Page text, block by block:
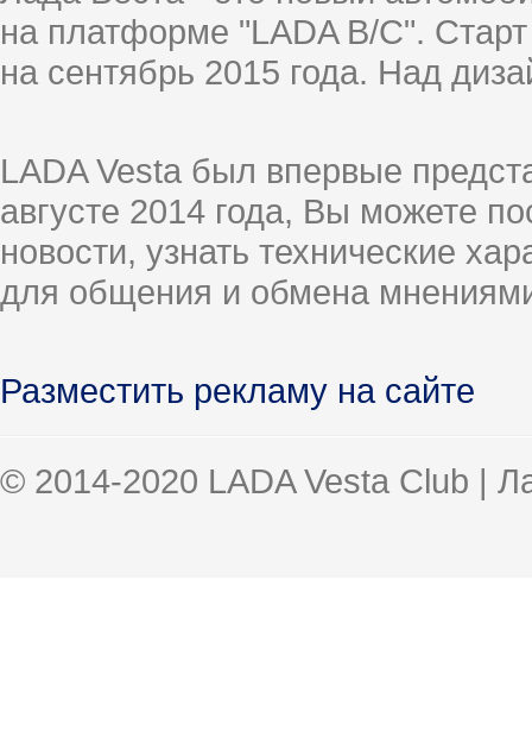
на платформе "LADA B/C".
на сентябрь 2015 года. Над
LADA Vesta был впервые
августе 2014 года, Вы можете
новости, узнать технические
для общения и обмена
Разместить рекламу на сайте
© 2014-2020 LADA Vesta Club |